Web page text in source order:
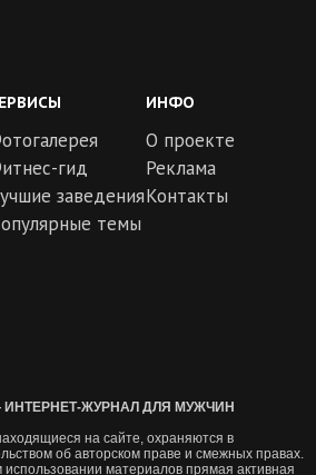
гид
заведения
темы
ИНФО
О проекте
Реклама
Контакты
— ИНТЕРНЕТ-ЖУРНАЛ ДЛЯ МУЖЧИН
на сайте, охраняются в
об авторском праве и смежных правах.
материалов прямая активная